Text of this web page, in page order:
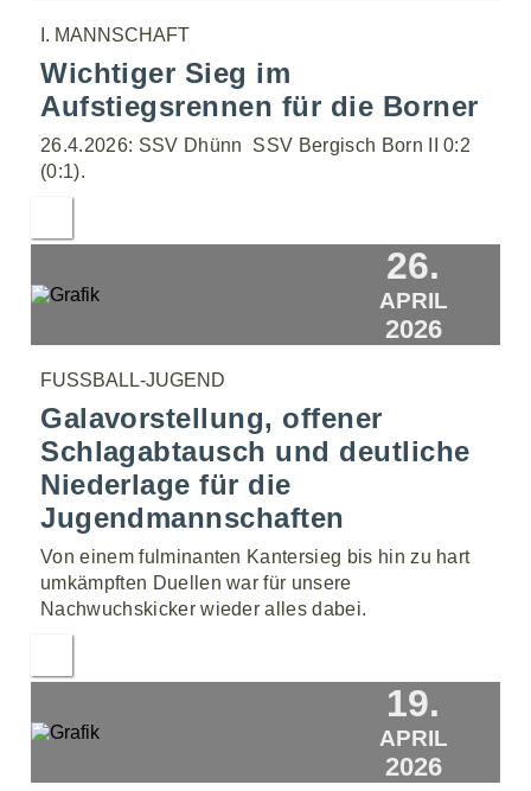
I. MANNSCHAFT
Wichtiger Sieg im
Aufstiegsrennen für die Borner
26.4.2026: SSV Dhünn  SSV Bergisch Born II 0:2
(0:1).
26.
APRIL
2026
FUSSBALL-JUGEND
Galavorstellung, offener
Schlagabtausch und deutliche
Niederlage für die
Jugendmannschaften
Von einem fulminanten Kantersieg bis hin zu hart
umkämpften Duellen war für unsere
Nachwuchskicker wieder alles dabei.
19.
APRIL
2026